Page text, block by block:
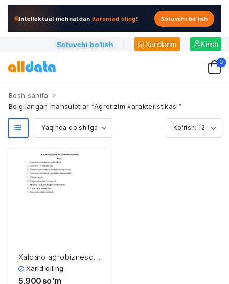
Intellektual mehnatdandaromad oling! Sotuvchi bo'lish
Sotuvchi bo'lish Xaridlarim Kirish
0
Bosh sahifa >
Belgilangan mahsulotlar “Agrotizim xarakteristikasi”
Xalqaro agrobiznesda
tizim menejmenti
Xarid qiling
5,900 so'm